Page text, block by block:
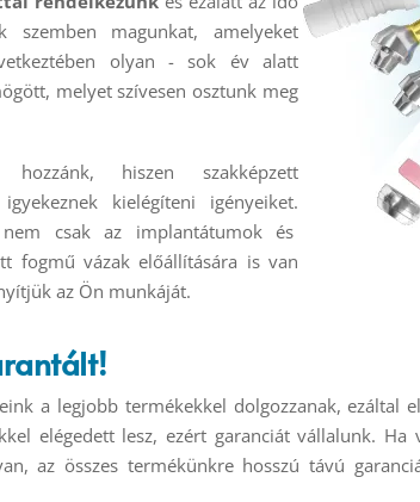
magunkat, amelyeket
olyan - sok év alatt
melyet szívesen osztunk meg
hozzánk, hiszen szakképzett
kielégíteni igényeiket.
csak az implantátumok és
fogmű vázak előállítására is van
az Ön munkáját.
a legjobb termékekkel dolgozzanak, ezáltal
elégedett lesz, ezért garanciát vállalunk.
az összes termékünkre hosszú távú